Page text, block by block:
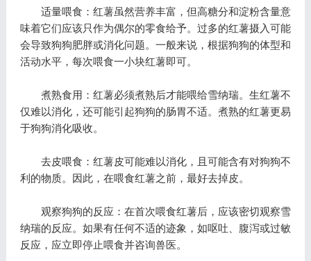
适量喂食：红薯虽然营养丰富，但高糖分和淀粉含量意
味着它们应该只作为偶尔的零食给予。过多的红薯摄入可能
会导致狗狗肥胖或消化问题。一般来说，根据狗狗的体型和
活动水平，每次喂食一小块红薯即可。
煮熟食用：红薯必须煮熟后才能喂给雪纳瑞。生红薯不
仅难以消化，还可能引起狗狗的肠胃不适。煮熟的红薯更易
于狗狗消化吸收。
去皮喂食：红薯皮可能难以消化，且可能含有对狗狗不
利的物质。因此，在喂食红薯之前，最好去掉皮。
观察狗狗的反应：在首次喂食红薯后，应该密切观察雪
纳瑞的反应。如果有任何不适的迹象，如呕吐、腹泻或过敏
反应，应立即停止喂食并咨询兽医。